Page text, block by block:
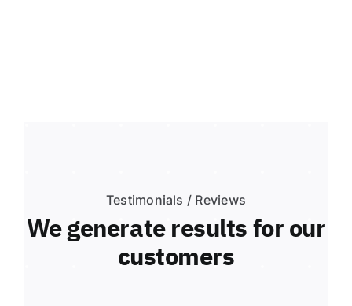
Testimonials / Reviews
We generate results for our
customers